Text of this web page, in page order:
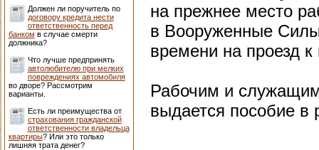
Должен ли поручитель по
договору кредита нести
ответственность перед
банком в случае смерти
должника?
Что лучше предпринять
автолюбителю при мелких
повреждениях автомобиля
во дворе? Рассмотрим
варианты.
Есть ли преимущества от
страхования гражданской
ответственности владельца
квартиры? Или это только
лишняя трата денег?
на прежнее место
в Вооруженные
времени на проезд к
Рабочим и
выдается пособие в